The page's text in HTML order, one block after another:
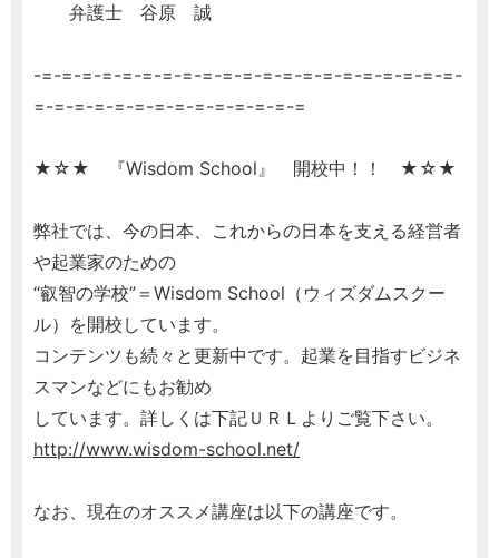
弁護士 谷原 誠
-=-=-=-=-=-=-=-=-=-=-=-=-=-=-=-=-=-=-=-=-=-
=-=-=-=-=-=-=-=-=-=-=-=-=-=
★☆★ 『Wisdom School』 開校中！！ ★☆★
弊社では、今の日本、これからの日本を支える経営者
や起業家のための
“叡智の学校”＝Wisdom School（ウィズダムスクー
ル）を開校しています。
コンテンツも続々と更新中です。起業を目指すビジネ
スマンなどにもお勧め
しています。詳しくは下記ＵＲＬよりご覧下さい。
http://www.wisdom-school.net/
なお、現在のオススメ講座は以下の講座です。